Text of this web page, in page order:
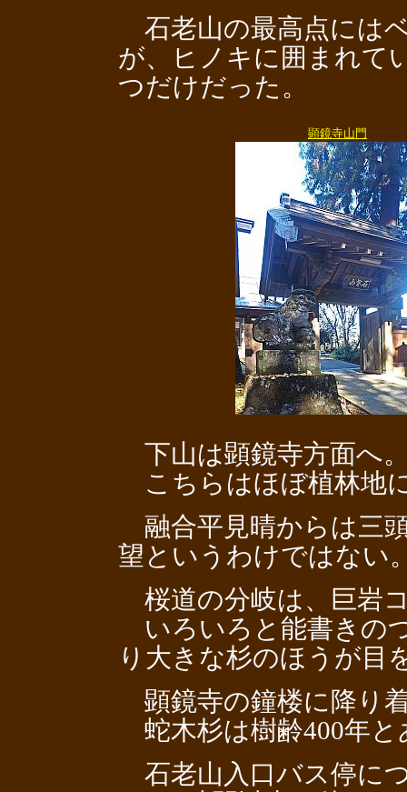
石老山の最高点には
が、ヒノキに囲まれて
つだけだった。
顕鏡寺山門
下山は顕鏡寺方面へ
こちらはほぼ植林地
融合平見晴からは三
望というわけではない
桜道の分岐は、巨岩
いろいろと能書きの
り大きな杉のほうが目
顕鏡寺の鐘楼に降り
蛇木杉は樹齢400年と
石老山入口バス停に